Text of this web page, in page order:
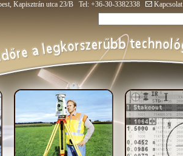
Kapisztrán utca 23/B Tel: +36-30-3382338 Kapcsolat